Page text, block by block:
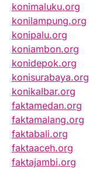
konimaluku.org
konilampung.org
konipalu.org
koniambon.org
konidepok.org
konisurabaya.org
konikalbar.org
faktamedan.org
faktamalang.org
faktabali.org
faktaaceh.org
faktajambi.org